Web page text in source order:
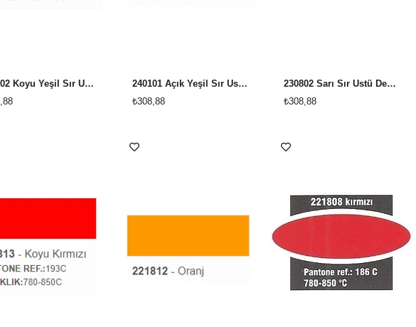
243602 Koyu Yeşil Sır Üstü Dekor Boyası
240101 Açık Yeşil Sır Üstü Dekor Boyası
₺308,88
230802 Sarı Sır Üstü Dekor Boyası
₺308,88